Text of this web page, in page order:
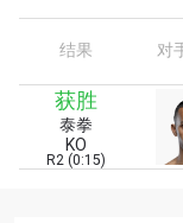
结果 对
获胜
泰拳
KO
R2 (0:15)
在任何地域观
解最新资讯、
场次的最佳座
邮箱